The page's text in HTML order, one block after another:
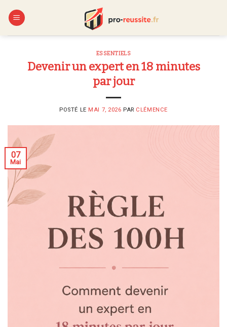
ESSENTIELS
Devenir un expert en 18 minutes
par jour
POSTÉ LE MAI 7, 2026 PAR CLÉMENCE
07
Mai